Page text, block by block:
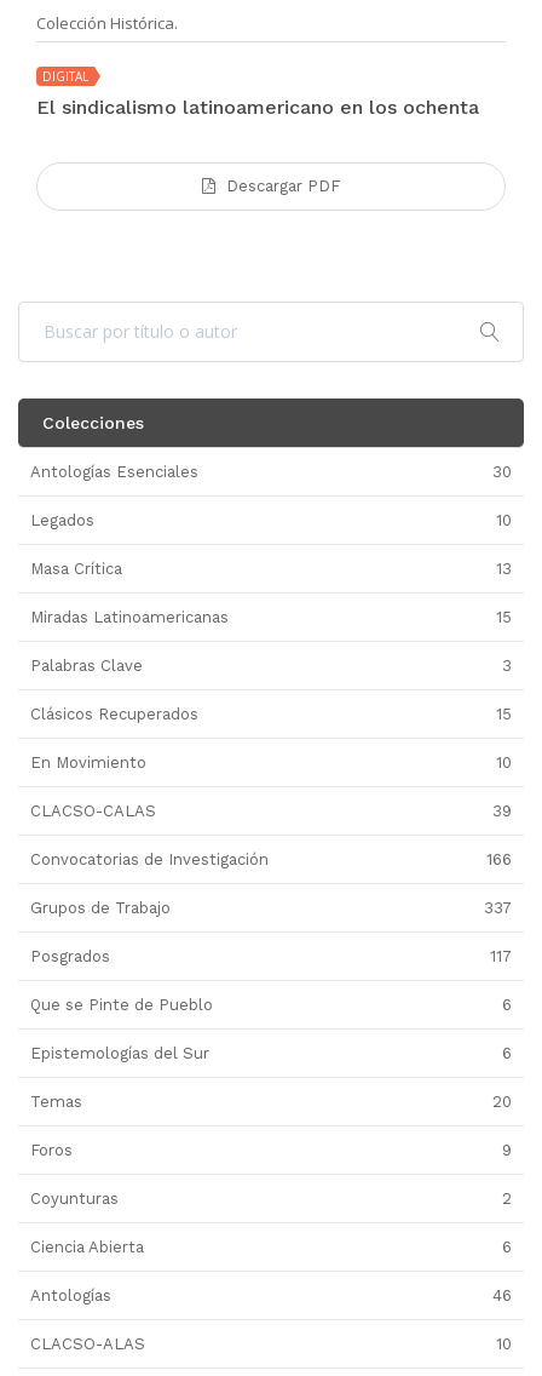
Colección Histórica.
DIGITAL
El sindicalismo latinoamericano en los ochenta
Descargar PDF
Colecciones
Antologías Esenciales 30
Legados 10
Masa Crítica 13
Miradas Latinoamericanas 15
Palabras Clave 3
Clásicos Recuperados 15
En Movimiento 10
CLACSO-CALAS 39
Convocatorias de Investigación 166
Grupos de Trabajo 337
Posgrados 117
Que se Pinte de Pueblo 6
Epistemologías del Sur 6
Temas 20
Foros 9
Coyunturas 2
Ciencia Abierta 6
Antologías 46
CLACSO-ALAS 10